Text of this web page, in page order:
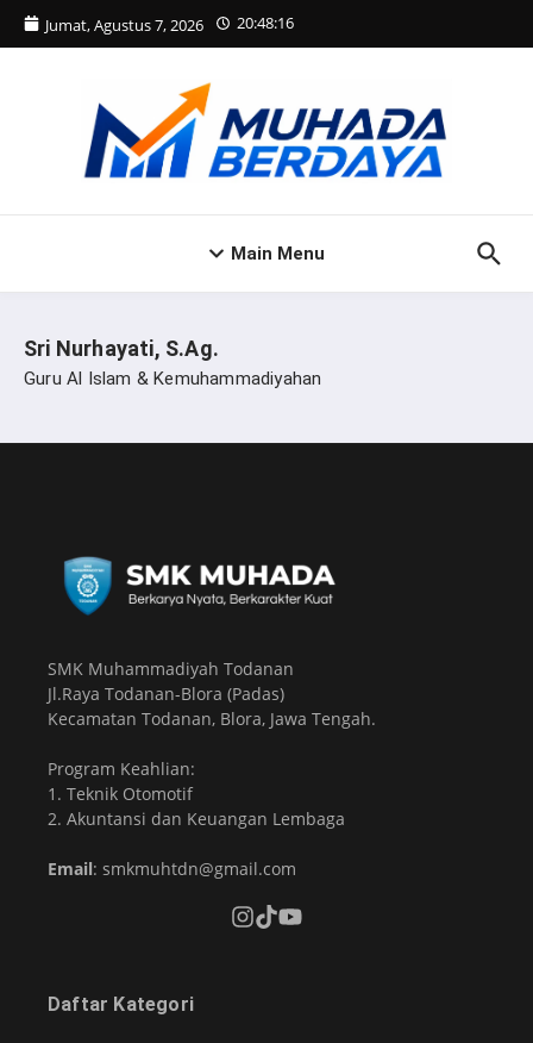
Lewati ke konten
Jumat, Agustus 7, 2026 20:48:16
Main Menu
Sri Nurhayati, S.Ag.
Guru Al Islam & Kemuhammadiyahan
SMK Muhammadiyah Todanan
Jl.Raya Todanan-Blora (Padas)
Kecamatan Todanan, Blora, Jawa Tengah.
Program Keahlian:
1. Teknik Otomotif
2. Akuntansi dan Keuangan Lembaga
Email: smkmuhtdn@gmail.com
Daftar Kategori